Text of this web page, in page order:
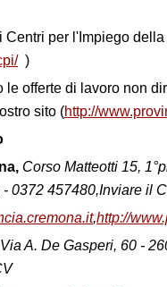
Centri per l'Impiego
)
offerte di lavoro non
sito (http://
Corso Matteotti 15,
0372 457480,Inviare il
,http://
Via A. De Gasperi, 60 -